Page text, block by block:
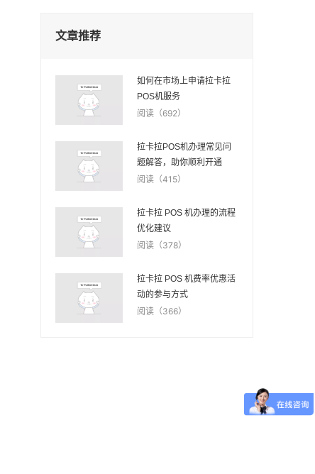
文章推荐
如何在市场上申请拉卡拉
POS机服务
阅读（692）
拉卡拉POS机办理常见问
题解答，助你顺利开通
阅读（415）
拉卡拉 POS 机办理的流程
优化建议
阅读（378）
拉卡拉 POS 机费率优惠活
动的参与方式
阅读（366）